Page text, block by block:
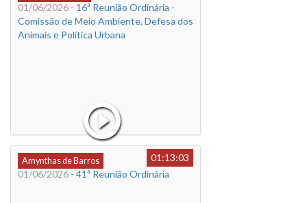
01/06/2026 - 16ª Reunião Ordinária -
Comissão de Meio Ambiente, Defesa dos
Animais e Política Urbana
Amynthas de Barros
01:13:03
01/06/2026 - 41ª Reunião Ordinária